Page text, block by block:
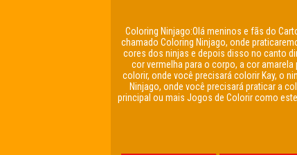
Coloring Ninjago:Olá meninos e fãs do
chamado Coloring Ninjago, onde
cores dos ninjas e depois disso no canto
cor vermelha para o corpo, a cor
colorir, onde você precisará colorir Kay, o
Ninjago, onde você precisará praticar a
principal ou mais Jogos de Colorir como